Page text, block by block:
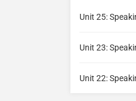
Unit 25:
Unit 23:
Unit 22: